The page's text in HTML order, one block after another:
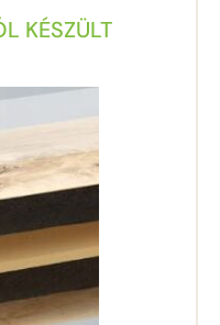
KÉSZÜLT